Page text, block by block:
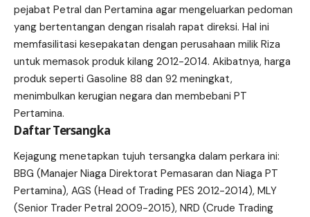
pejabat Petral dan Pertamina agar mengeluarkan pedoman
yang bertentangan dengan risalah rapat direksi. Hal ini
memfasilitasi kesepakatan dengan perusahaan milik Riza
untuk memasok produk kilang 2012-2014. Akibatnya, harga
produk seperti Gasoline 88 dan 92 meningkat,
menimbulkan kerugian negara dan membebani PT
Pertamina.
Daftar Tersangka
Kejagung menetapkan tujuh tersangka dalam perkara ini:
BBG (Manajer Niaga Direktorat Pemasaran dan Niaga PT
Pertamina), AGS (Head of Trading PES 2012-2014), MLY
(Senior Trader Petral 2009-2015), NRD (Crude Trading